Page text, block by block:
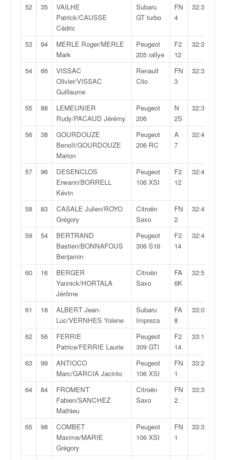
52 35
VAILHE
Patrick/CAUSSE
Cédric
Subaru
GT turbo
FN
4
32:30,8
53 94
MERLE Roger/MERLE
Mark
Peugeot
205 rallye
F2
12
32:33,2
54 66
VISSAC
Olivier/VISSAC
Guillaume
Renault
Clio
FN
3
32:38,0
55 88
LEMEUNIER
Rudy/PACAUD Jérémy
Peugeot
206
N
2S
32:39,3
56 38
GOURDOUZE
Benoît/GOURDOUZE
Marion
Peugeot
206 RC
A
7
32:42,1
57 96
DESENCLOS
Erwann/BORRELL
Kévin
Peugeot
106 XSI
F2
12
32:43,0
58 83
CASALE Julien/ROYO
Grégory
Citroën
Saxo
FN
2
32:46,3
59 54
BERTRAND
Bastien/BONNAFOUS
Benjamin
Peugeot
306 S16
F2
14
32:48,7
60 16
BERGER
Yannick/HORTALA
Jérôme
Citroën
Saxo
FA
6K
32:59,0
61 18
ALBERT Jean-
Luc/VERNHES Yolene
Subaru
Impreza
FA
8
33:04,7
62 56
FERRIE
Patrice/FERRIE Laurie
Peugeot
309 GTI
F2
14
33:11,5
63 99
ANTIOCO
Marc/GARCIA Jacinto
Peugeot
106 XSI
FN
1
33:27,8
64 84
FROMENT
Fabien/SANCHEZ
Mathieu
Citroën
Saxo
FN
2
33:35,0
65 98
COMBET
Maxime/MARIE
Grégory
Peugeot
106 XSI
FN
1
33:36,6